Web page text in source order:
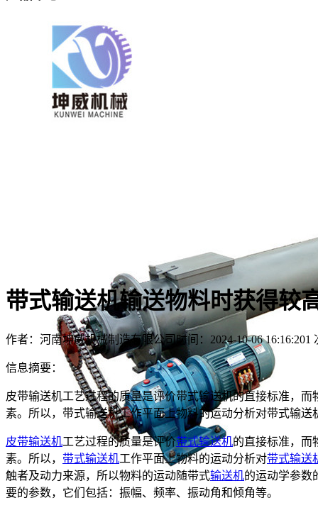
带式输送机输送物料时获得较
作者：河南坤威机械制造有限公司时间：2024-10-06 16:16:201
信息摘要：
皮带输送机工艺过程的质量是评价带式输送机的直接标准，
素。所以，带式输送机工作平面上物料的运动分析对带式输
皮带输送机工艺过程的质量是评价带式输送机的直接标准，而
素。所以， 带式输送机工作平面上物料的运动分析对带式输送
触者及动力来源，所以物料的运动随带式输送机的运动学参数
要的参数，它们包括：振幅、频率、振动角和倾角等。